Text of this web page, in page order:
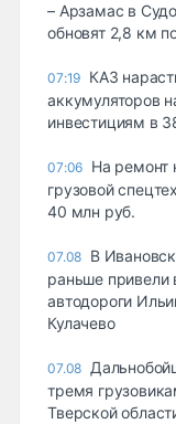
– Арзамас в
обновят 2,8 км
07:19 КАЗ
аккумуляторов
инвестициям в
07:06 На ремонт
грузовой
40 млн руб.
07.08 В
раньше привели
автодороги
Кулачево
07.08
тремя
Тверской